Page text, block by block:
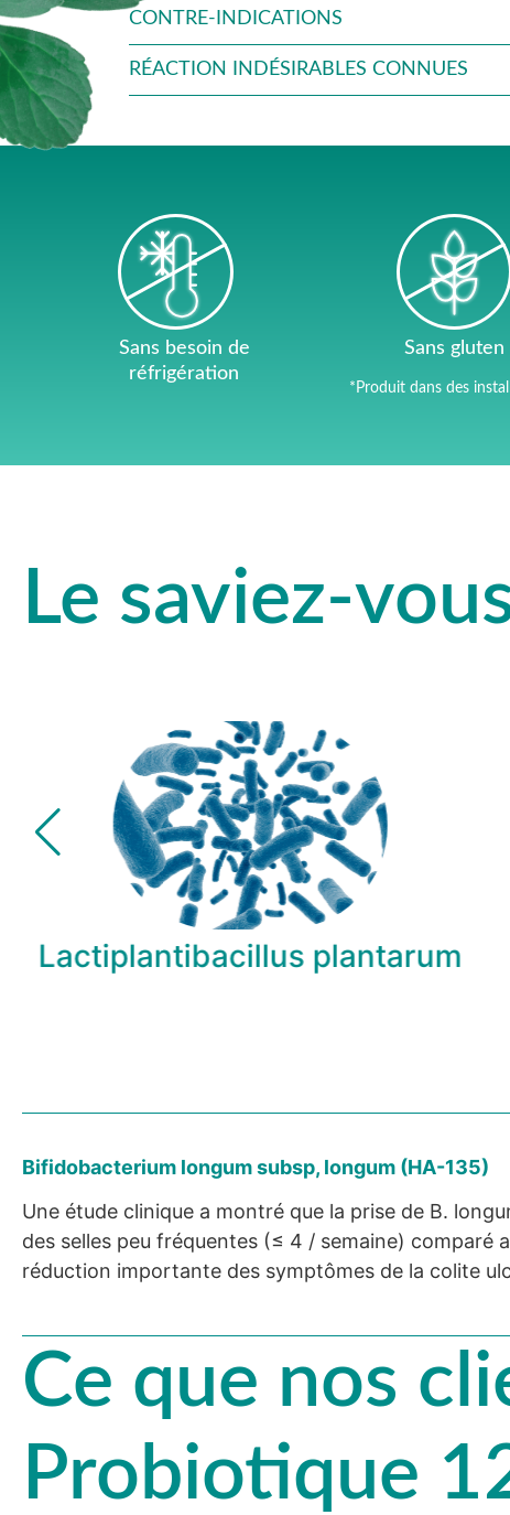
CONTRE-INDICATIONS
RÉACTION INDÉSIRABLES CONNUES
Sans besoin de
réfrigération
Sans gluten
*Produit dans des
Le saviez-
Lactiplantibacillus plantarum
Bifidobacterium longum subsp, longum (HA-135)
Une étude clinique a montré que la prise de B.
des selles peu fréquentes (≤ 4 / semaine) comparé
réduction importante des symptômes de la colite
Ce que nos
Probiotique